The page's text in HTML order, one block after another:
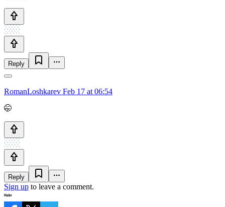
Reply
RomanLoshkarev Feb 17 at 06:54
🤭
Reply
Sign up to leave a comment.